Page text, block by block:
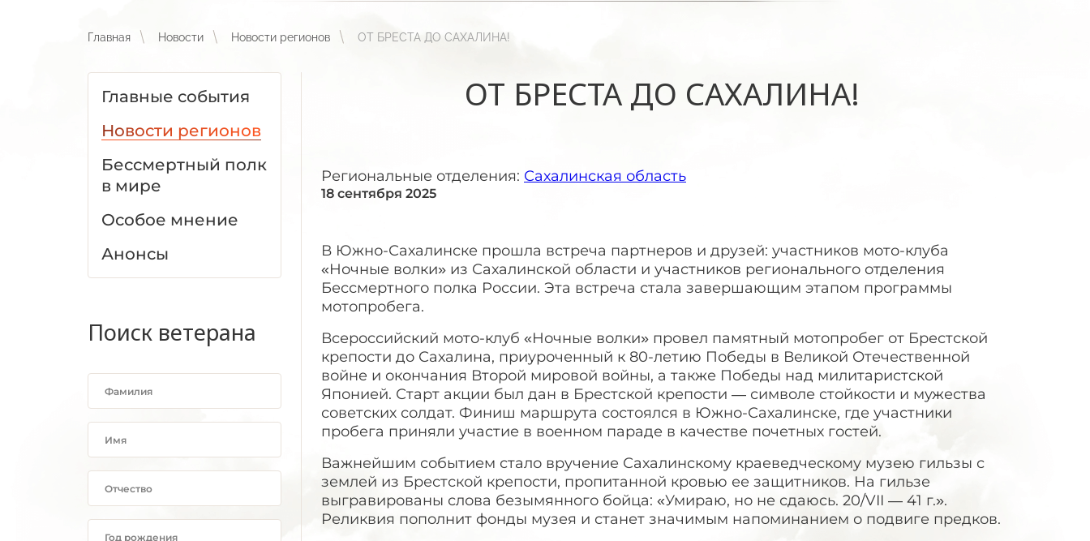
Главная Новости Новости регионов ОТ БРЕСТА ДО САХАЛИНА!
Главные события
Новости регионов
Бессмертный полк
в мире
Особое мнение
Анонсы
Поиск ветерана
ОТ БРЕСТА ДО САХАЛИНА!
Региональные отделения: Сахалинская область
18 сентября 2025
В Южно-Сахалинске прошла встреча партнеров и друзей: участников мото-клуба
«Ночные волки» из Сахалинской области и участников регионального отделения
Бессмертного полка России. Эта встреча стала завершающим этапом программы
мотопробега.
Всероссийский мото-клуб «Ночные волки» провел памятный мотопробег от Брестской
крепости до Сахалина, приуроченный к 80-летию Победы в Великой Отечественной
войне и окончания Второй мировой войны, а также Победы над милитаристской
Японией. Старт акции был дан в Брестской крепости — символе стойкости и мужества
советских солдат. Финиш маршрута состоялся в Южно-Сахалинске, где участники
пробега приняли участие в военном параде в качестве почетных гостей.
Важнейшим событием стало вручение Сахалинскому краеведческому музею гильзы с
землей из Брестской крепости, пропитанной кровью ее защитников. На гильзе
выгравированы слова безымянного бойца: «Умираю, но не сдаюсь. 20/VII — 41 г.».
Реликвия пополнит фонды музея и станет значимым напоминанием о подвиге предков.